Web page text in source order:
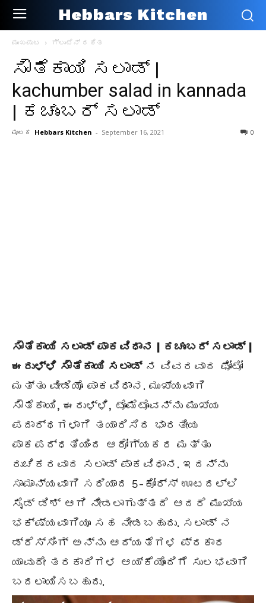
Hebbars Kitchen
ಮುಖಪುಟ ಗ್ಲುಟೆನ್ ರಹಿತ
ಸೌತೆಕಾಯಿ ಸಲಾಡ್ |
kachumber salad in kannada
| ಕಚುಂಬರ್ ಸಲಾಡ್
ಮೂಲಕ Hebbars Kitchen - September 16, 2021 0
ಸೌತೆಕಾಯಿ ಸಲಾಡ್ ಪಾಕವಿಧಾನ | ಕಚುಂಬರ್ ಸಲಾಡ್ |
ಈರುಳ್ಳಿ ಸೌತೆಕಾಯಿ ಸಲಾಡ್ನ ವಿವರವಾದ ಫೋಟೋ
ಮತ್ತು ವೀಡಿಯೊ ಪಾಕವಿಧಾನ. ಮುಖ್ಯವಾಗಿ
ಸೌತೆಕಾಯಿ, ಈರುಳ್ಳಿ, ಟೊಮೆಟೊವನ್ನು ಮುಖ್ಯ
ಪದಾರ್ಥಗಳಾಗಿ ತಯಾರಿಸಿದ ಭಾರತೀಯ
ಪಾಕಪದ್ಧತಿಯಿಂದ ಆರೋಗ್ಯಕರ ಮತ್ತು
ರುಚಿಕರವಾದ ಸಲಾಡ್ ಪಾಕವಿಧಾನ. ಇದನ್ನು
ಸಾಮಾನ್ಯವಾಗಿ ಸರಿಯಾದ 5-ಕೋರ್ಸ್ ಊಟದಲ್ಲಿ
ಸೈಡ್ ಡಿಶ್ ಆಗಿ ನೀಡಲಾಗುತ್ತದೆ ಆದರೆ ಮುಖ್ಯ
ಭಕ್ಷ್ಯವಾಗಿಯೂ ಸಹ ನೀಡಬಹುದು. ಸಲಾಡ್ ನ
ಡ್ರೆಸ್ಸಿಂಗ್ ಅನ್ನು ಆದ್ಯತೆಗಳ ಪ್ರಕಾರ
ಯಾವುದೇ ತರಕಾರಿಗಳ ಆಯ್ಕೆಯೊಂದಿಗೆ ಸುಲಭವಾಗಿ
ಬದಲಾಯಿಸಬಹುದು.